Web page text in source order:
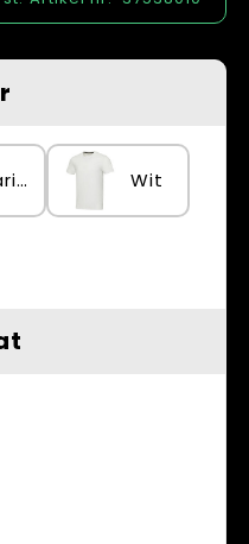
Marineblauw Wit